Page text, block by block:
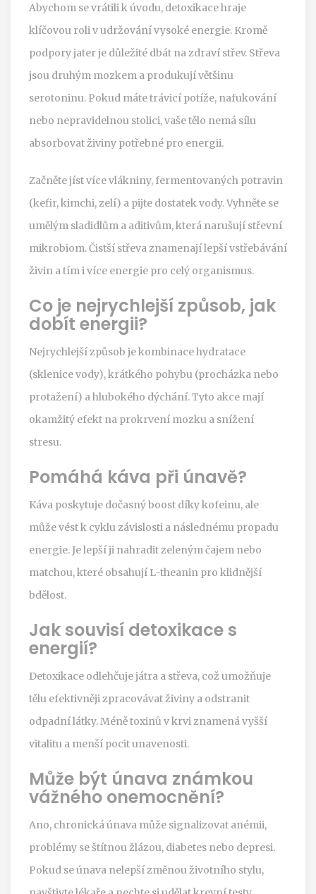
Abychom se vrátili k úvodu, detoxikace hraje
klíčovou roli v udržování vysoké energie. Kromě
podpory jater je důležité dbát na zdraví střev. Střeva
jsou druhým mozkem a produkují většinu
serotoninu. Pokud máte trávicí potíže, nafukování
nebo nepravidelnou stolici, vaše tělo nemá sílu
absorbovat živiny potřebné pro energii.
Začněte jíst více vlákniny, fermentovaných potravin
(kefir, kimchi, zelí) a pijte dostatek vody. Vyhněte se
umělým sladidlům a aditivům, která narušují střevní
mikrobiom. Čistší střeva znamenají lepší vstřebávání
živin a tím i více energie pro celý organismus.
Co je nejrychlejší způsob, jak
dobít energii?
Nejrychlejší způsob je kombinace hydratace
(sklenice vody), krátkého pohybu (procházka nebo
protažení) a hlubokého dýchání. Tyto akce mají
okamžitý efekt na prokrvení mozku a snížení
stresu.
Pomáhá káva při únavě?
Káva poskytuje dočasný boost díky kofeinu, ale
může vést k cyklu závislosti a následnému propadu
energie. Je lepší ji nahradit zeleným čajem nebo
matchou, které obsahují L-theanin pro klidnější
bdělost.
Jak souvisí detoxikace s
energií?
Detoxikace odlehčuje játra a střeva, což umožňuje
tělu efektivněji zpracovávat živiny a odstranit
odpadní látky. Méně toxinů v krvi znamená vyšší
vitalitu a menší pocit unavenosti.
Může být únava známkou
vážného onemocnění?
Ano, chronická únava může signalizovat anémii,
problémy se štítnou žlázou, diabetes nebo depresi.
Pokud se únava nelepší změnou životního stylu,